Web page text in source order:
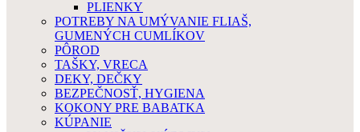
PLIENKY
POTREBY NA UMÝVANIE FLIAŠ,
GUMENÝCH CUMLÍKOV
PÔROD
TAŠKY, VRECA
DEKY, DEČKY
BEZPEČNOSŤ, HYGIENA
KOKONY PRE BABATKA
KÚPANIE